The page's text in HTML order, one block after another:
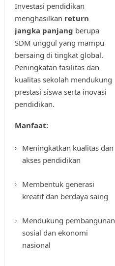
Investasi pendidikan
menghasilkan return
jangka panjang berupa
SDM unggul yang mampu
bersaing di tingkat global.
Peningkatan fasilitas dan
kualitas sekolah mendukung
prestasi siswa serta inovasi
pendidikan.
Manfaat:
Meningkatkan kualitas dan
akses pendidikan
Membentuk generasi
kreatif dan berdaya saing
Mendukung pembangunan
sosial dan ekonomi
nasional